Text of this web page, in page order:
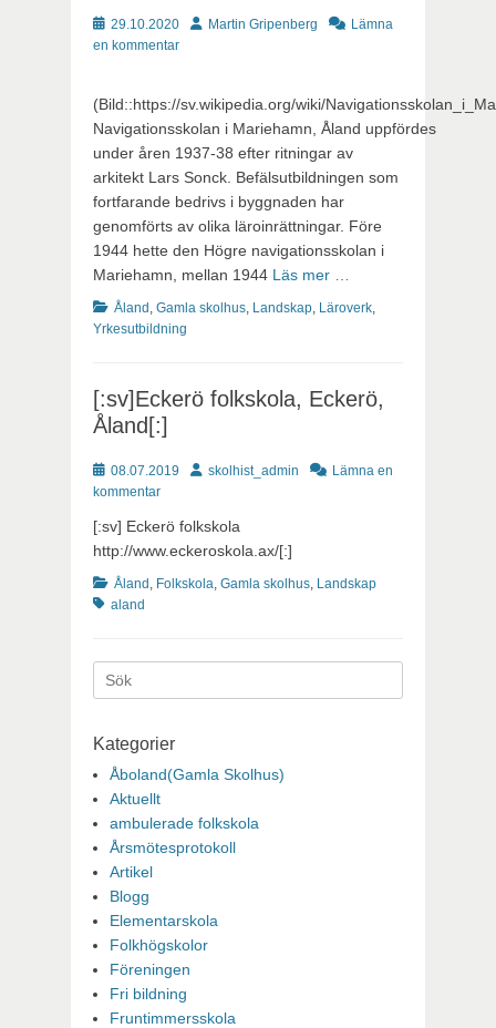
Publicerat
29.10.2020 Författare
Martin Gripenberg
Lämna
en kommentar
(Bild::https://sv.wikipedia.org/wiki/
Navigationsskolan i Mariehamn, Åland uppfördes
under åren 1937-38 efter ritningar av
arkitekt Lars Sonck. Befälsutbildningen som
fortfarande bedrivs i byggnaden har
genomförts av olika läroinrättningar. Före
1944 hette den Högre navigationsskolan i
Mariehamn, mellan 1944 Läs mer …
Kategorier
Åland , Gamla skolhus, Landskap, Läroverk,
Yrkesutbildning
[:sv]Eckerö folkskola, Eckerö,
Åland[:]
Publicerat
08.07.2019 Författare
skolhist_admin
Lämna en
kommentar
[:sv] Eckerö folkskola
http://www.eckeroskola.ax/[:]
Kategorier
Åland , Folkskola, Gamla skolhus, Landskap
aland
Sök
efter:
Kategorier
Åboland(Gamla Skolhus)
Aktuellt
ambulerade folkskola
Årsmötesprotokoll
Artikel
Blogg
Elementarskola
Folkhögskolor
Föreningen
Fri bildning
Fruntimmersskola